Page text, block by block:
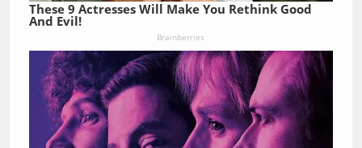
These 9 Actresses Will Make You Rethink Good
And Evil!
Brainberries